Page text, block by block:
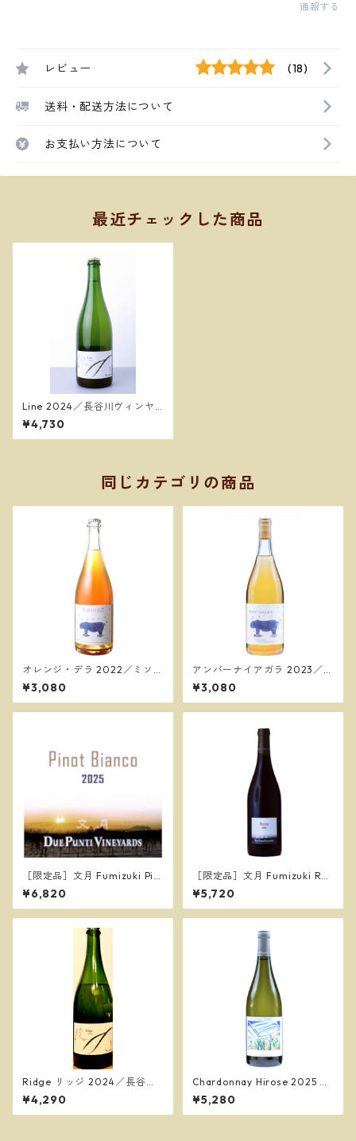
通報する
レビュー (18)
送料・配送方法について
お支払い方法について
最近チェックした商品
Line 2024／長谷川ヴィンヤ
ード
¥4,730
同じカテゴリの商品
オレンジ・デラ 2022／ミソ
ノ・ヴィンヤード
¥3,080
アンバーナイアガラ 2023／ミ
ソノ・ヴィンヤード
¥3,080
［限定品］文月 Fumizuki Pin
ot Bianco 2025／ドゥエ プン
ティ ヴィンヤーズ
¥6,820
［限定品］文月 Fumizuki Ros
so 2025／ドゥエ プンティ ヴ
ィンヤーズ
¥5,720
Ridge リッジ 2024／長谷川
ヴィンヤード
¥4,290
Chardonnay Hirose 2025 シ
ャルドネ ヒロセ 2025／ドゥ
エ プンティ ヴィンヤーズ
¥5,280